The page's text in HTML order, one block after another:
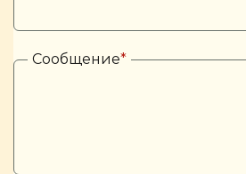
Сообщение*